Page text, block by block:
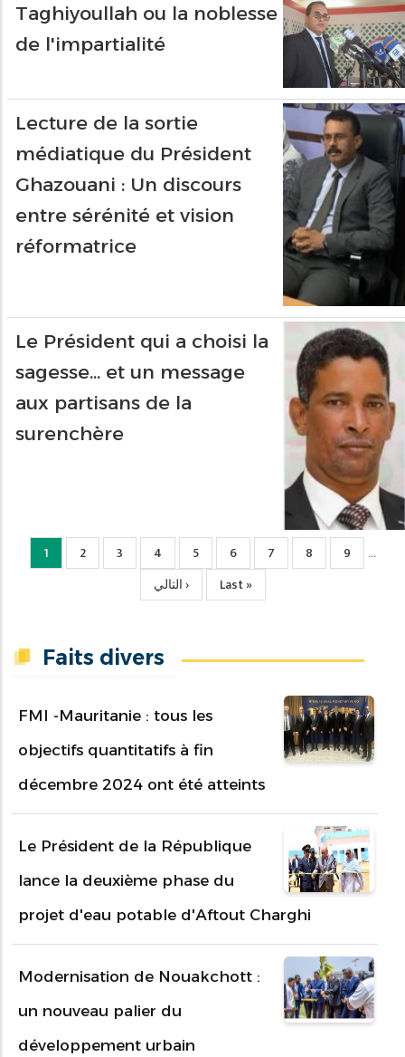
Taghiyoullah ou la noblesse
de l'impartialité
Lecture de la sortie
médiatique du Président
Ghazouani : Un discours
entre sérénité et vision
réformatrice
Le Président qui a choisi la
sagesse… et un message
aux partisans de la
surenchère
Page
courante
1 Page
2 Page
3 Page
4 Page
5 Page
6 Page
7 Page
8 Page
9 …
Page
suivante
التالي ›
Dernière
page
Last »
Faits divers
FMI -Mauritanie : tous les
objectifs quantitatifs à fin
décembre 2024 ont été atteints
Le Président de la République
lance la deuxième phase du
projet d'eau potable d'Aftout Charghi
Modernisation de Nouakchott :
un nouveau palier du
développement urbain